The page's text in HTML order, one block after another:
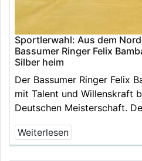
Sportlerwahl: Aus dem
Bassumer Ringer Felix
Silber heim
Der Bassumer Ringer Felix
mit Talent und Willenskraft
Deutschen Meisterschaft.
Weiterlesen